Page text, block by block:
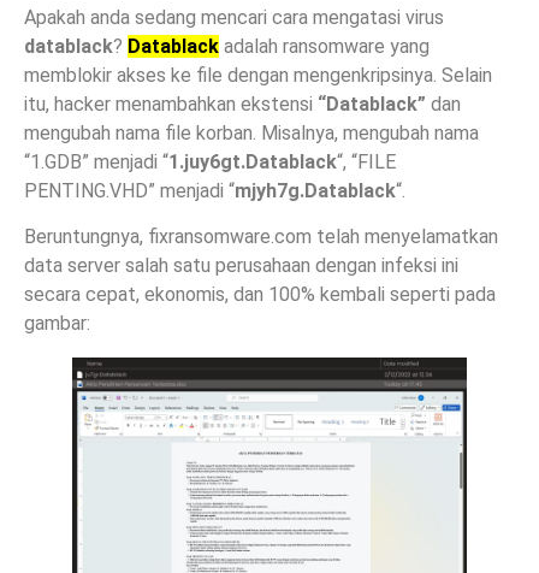
Apakah anda sedang mencari cara mengatasi virus
datablack? Datablack adalah ransomware yang
memblokir akses ke file dengan mengenkripsinya. Selain
itu, hacker menambahkan ekstensi “Datablack” dan
mengubah nama file korban. Misalnya, mengubah nama
“1.GDB” menjadi “1.juy6gt.Datablack“, “FILE
PENTING.VHD” menjadi “mjyh7g.Datablack“.
Beruntungnya, fixransomware.com telah menyelamatkan
data server salah satu perusahaan dengan infeksi ini
secara cepat, ekonomis, dan 100% kembali seperti pada
gambar: